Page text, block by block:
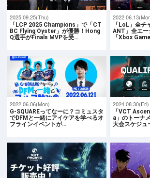
2025.09.25(Thu)
「LCP 2025 Champions」で「CT
BC Flying Oyster」が優勝！Hong
Q選手がFinals MVPを受…
「LoL」全チ
ANT」全エー
「Xbox
2022.06.06(Mon)
G-SQUAREってなーに？コミュスタ
でDFMと一緒にアイケアを学べるオ
フラインイベントが…
2024.08.30(Fri)
「VCT
a」のトーナ
大会スケジュ